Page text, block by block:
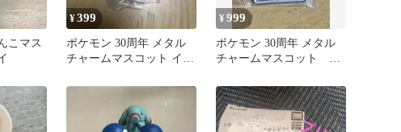
こマス
¥399
ポケモン 30周年 メタル
チャームマスコット イベ
¥999
ポケモン 30周年 メタル
チャームマスコット め
ックウザ